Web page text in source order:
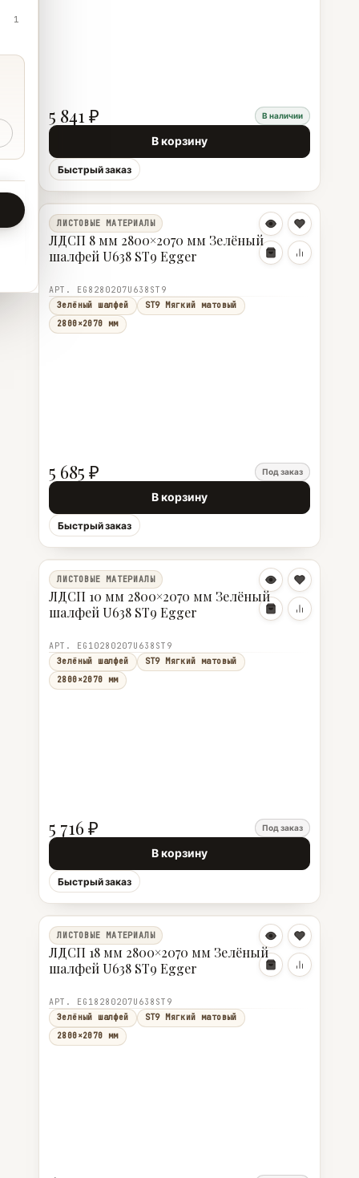
1
5 841 ₽ В наличии
В корзину
Быстрый заказ
ЛИСТОВЫЕ МАТЕРИАЛЫ
ЛДСП 8 мм 2800×2070 мм Зелёный
шалфей U638 ST9 Egger
АРТ. EG8280207U638ST9
Зелёный шалфей
ST9 Мягкий матовый
2800×2070 мм
5 685 ₽ Под заказ
В корзину
Быстрый заказ
ЛИСТОВЫЕ МАТЕРИАЛЫ
ЛДСП 10 мм 2800×2070 мм Зелёный
шалфей U638 ST9 Egger
АРТ. EG10280207U638ST9
Зелёный шалфей
ST9 Мягкий матовый
2800×2070 мм
5 716 ₽ Под заказ
В корзину
Быстрый заказ
ЛИСТОВЫЕ МАТЕРИАЛЫ
ЛДСП 18 мм 2800×2070 мм Зелёный
шалфей U638 ST9 Egger
АРТ. EG18280207U638ST9
Зелёный шалфей
ST9 Мягкий матовый
2800×2070 мм